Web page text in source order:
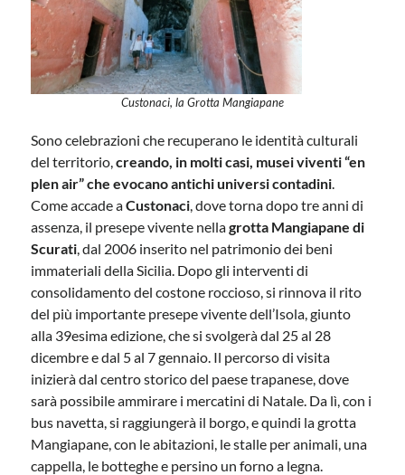
Custonaci, la Grotta Mangiapane
Sono celebrazioni che recuperano le identità culturali
del territorio,creando, in molti casi, musei viventi “en
plen air” che evocano antichi universi contadini.
Come accade aCustonaci, dove torna dopo tre anni di
assenza, il presepe vivente nellagrotta Mangiapane di
Scurati, dal 2006 inserito nel patrimonio dei beni
immateriali della Sicilia. Dopo gli interventi di
consolidamento del costone roccioso, si rinnova il rito
del più importante presepe vivente dell’Isola, giunto
alla 39esima edizione, che si svolgerà dal 25 al 28
dicembre e dal 5 al 7 gennaio. Il percorso di visita
inizierà dal centro storico del paese trapanese, dove
sarà possibile ammirare i mercatini di Natale. Da lì, con i
bus navetta, si raggiungerà il borgo, e quindi la grotta
Mangiapane, con le abitazioni, le stalle per animali, una
cappella, le botteghe e persino un forno a legna.